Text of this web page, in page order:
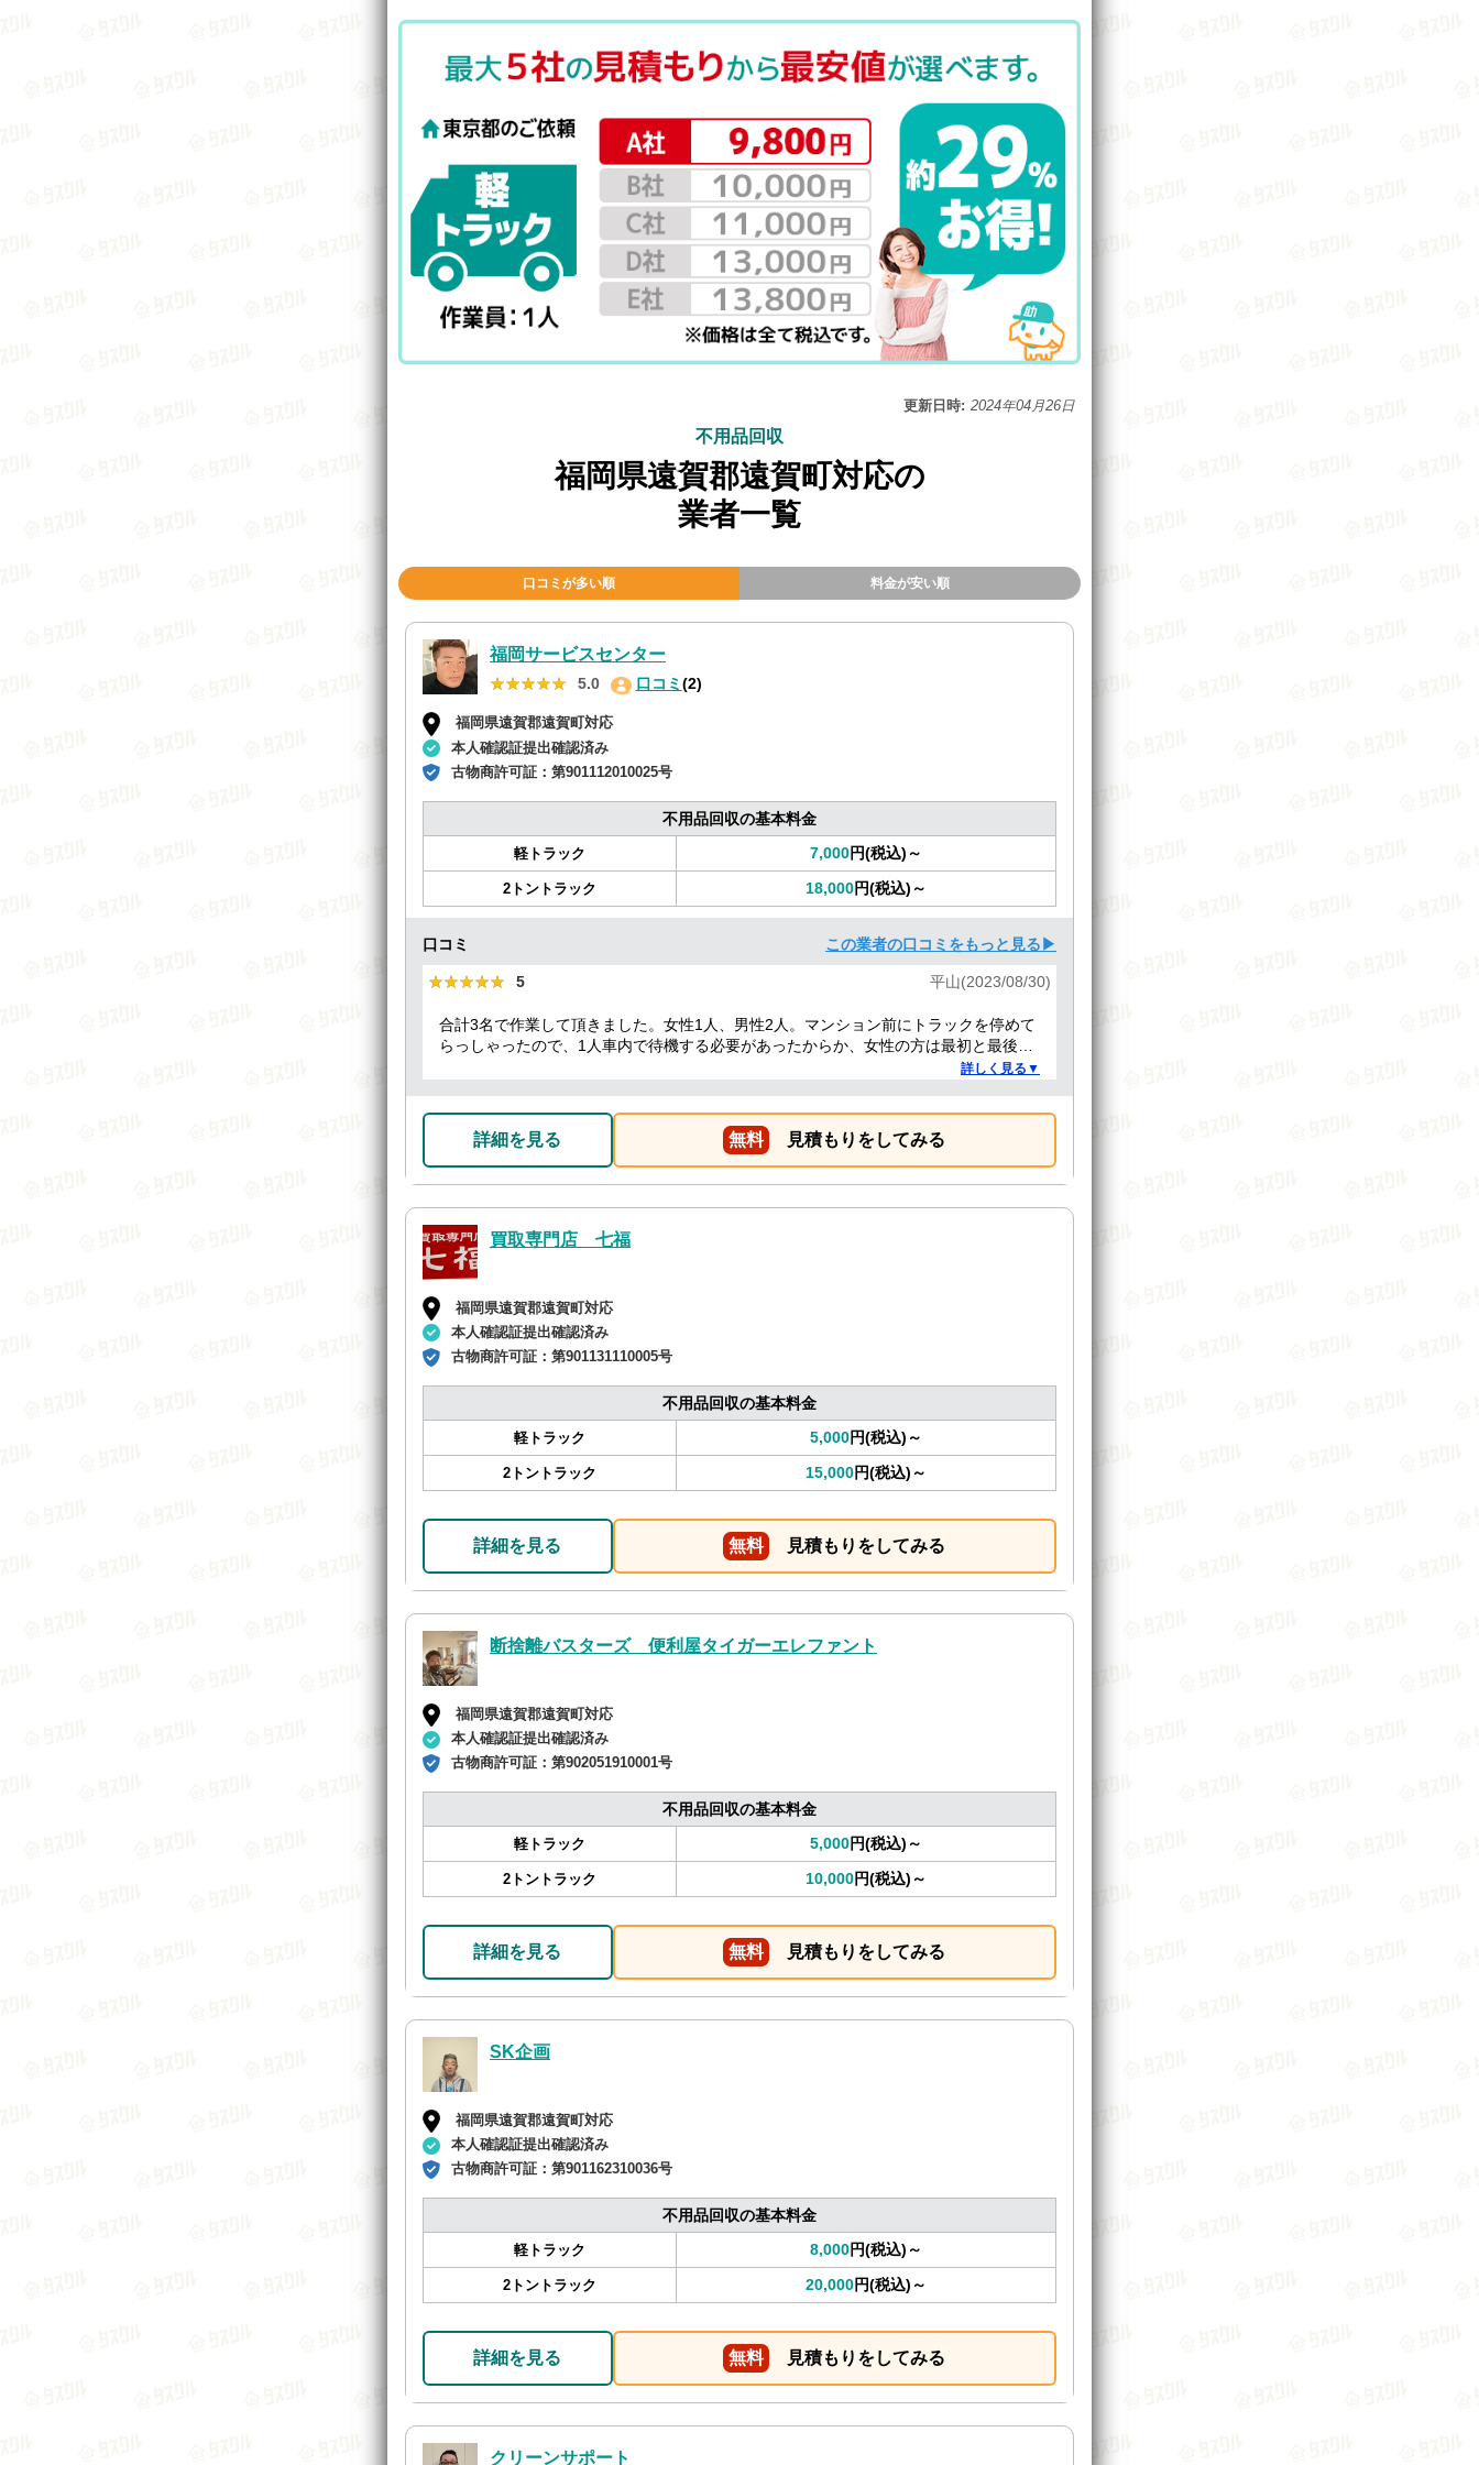
更新日時: 2024年04月26日
不用品回収
福岡県遠賀郡遠賀町対応の
業者一覧
口コミが多い順 料金が安い順
福岡サービスセンター
★★★★★
★★★★★ 5.0 口コミ(2)
福岡県遠賀郡遠賀町対応
本人確認証提出確認済み
古物商許可証： 第901112010025号
不用品回収の基本料金
軽トラック 7,000円(税込)～
2トントラック 18,000円(税込)～
口コミ この業者の口コミをもっと見る▶
★★★★★
★★★★★ 5 平山(2023/08/30)
合計3名で作業して頂きました。女性1人、男性2人。マンション前にトラックを停めて
らっしゃったので、1人車内で待機する必要があったからか、女性の方は最初と最後の
お会計の時だけでした。男性2人もテキパキ作業していただき、最初は1時間くらいか
詳しく見る▼
詳細を見る 無料 見積もりをしてみる
買取専門店 七福
福岡県遠賀郡遠賀町対応
本人確認証提出確認済み
古物商許可証： 第901131110005号
不用品回収の基本料金
軽トラック 5,000円(税込)～
2トントラック 15,000円(税込)～
詳細を見る 無料 見積もりをしてみる
断捨離バスターズ 便利屋タイガーエレファント
福岡県遠賀郡遠賀町対応
本人確認証提出確認済み
古物商許可証： 第902051910001号
不用品回収の基本料金
軽トラック 5,000円(税込)～
2トントラック 10,000円(税込)～
詳細を見る 無料 見積もりをしてみる
SK企画
福岡県遠賀郡遠賀町対応
本人確認証提出確認済み
古物商許可証： 第901162310036号
不用品回収の基本料金
軽トラック 8,000円(税込)～
2トントラック 20,000円(税込)～
詳細を見る 無料 見積もりをしてみる
クリーンサポート